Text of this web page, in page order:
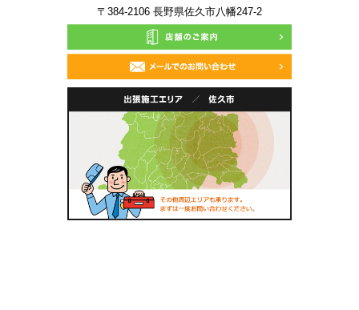
〒384-2106 長野県佐久市八幡247-2